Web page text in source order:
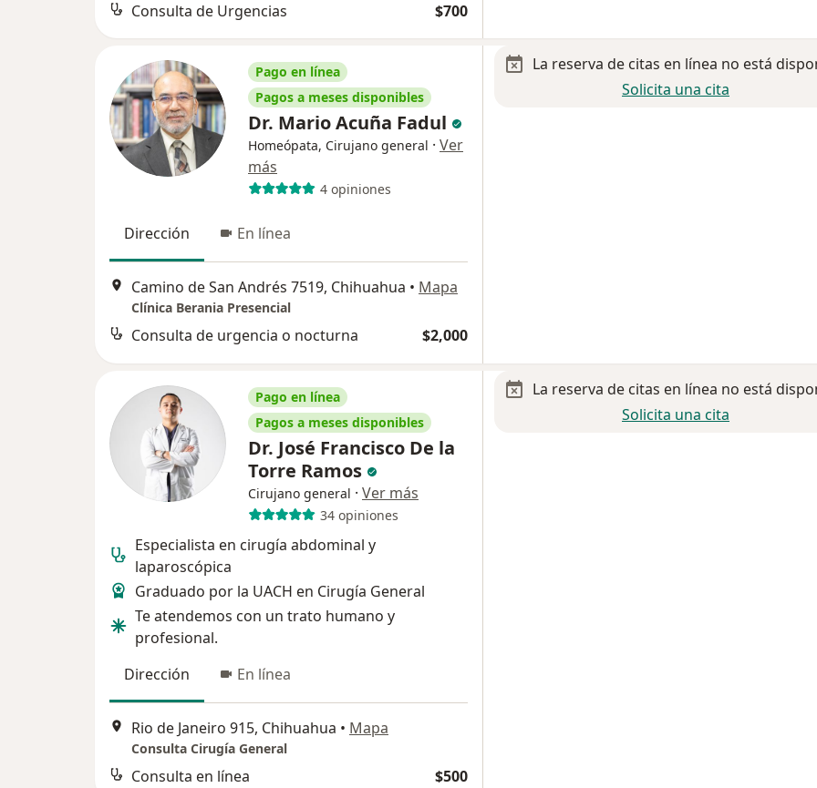
Consulta de Urgencias $700
Pago en línea
Pagos a meses disponibles
Dr. Mario Acuña Fadul
Homeópata, Cirujano general · Ver
más
4 opiniones
Dirección En línea
Camino de San Andrés 7519, Chihuahua • Mapa
Clínica Berania Presencial
Consulta de urgencia o nocturna $2,000
La reserva de citas en línea no está
Solicita una cita
Pago en línea
Pagos a meses disponibles
Dr. José Francisco De la
Torre Ramos
Cirujano general · Ver más
34 opiniones
Especialista en cirugía abdominal y
laparoscópica
Graduado por la UACH en Cirugía General
Te atendemos con un trato humano y
profesional.
Dirección
En línea
Rio de Janeiro 915, Chihuahua • Mapa
Consulta Cirugía General
Consulta en línea $500
La reserva de citas en línea no está
Solicita una cita